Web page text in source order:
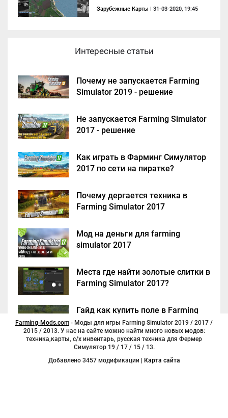
Зарубежные Карты | 31-03-2020, 19:45
Интересные статьи
Почему не запускается Farming
Simulator 2019 - решение
Не запускается Farming Simulator
2017 - решение
Как играть в Фарминг Симулятор
2017 по сети на пиратке?
Почему дергается техника в
Farming Simulator 2017
Мод на деньги для farming
simulator 2017
Места где найти золотые слитки в
Farming Simulator 2017?
Гайд как купить поле в Farming
Simulator 2017
Farming-Mods.com
2015 / 2013. У нас на сайте можно найти много новых модов:
техника,карты, с/х инвентарь, русская техника для Фермер
Симулятор 19 / 17 / 15 / 13.
Добавлено 3457 модификации |
Карта сайта